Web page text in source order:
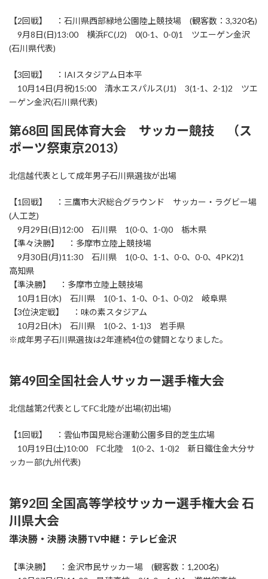
【2回戦】 ：石川県西部緑地公園陸上競技場 (観客数：3,320名)
9月8日(日)13:00 横浜FC(J2) 0(0-1、0-0)1 ツエーゲン金沢
(石川県代表)
【3回戦】 ：IAIスタジアム日本平
10月14日(月祝)15:00 清水エスパルス(J1) 3(1-1、2-1)2 ツエ
ーゲン金沢(石川県代表)
第68回 国民体育大会 サッカー競技 （ス
ポーツ祭東京2013）
北信越代表として成年男子石川県選抜が出場
【1回戦】 ：三鷹市大沢総合グラウンド サッカー・ラグビー場
(人工芝)
9月29日(日)12:00 石川県 1(0-0、1-0)0 栃木県
【準々決勝】 ：多摩市立陸上競技場
9月30日(月)11:30 石川県 1(0-0、1-1、0-0、0-0、4PK2)1
高知県
【準決勝】 ：多摩市立陸上競技場
10月1日(水) 石川県 1(0-1、1-0、0-1、0-0)2 岐阜県
【3位決定戦】 ：味の素スタジアム
10月2日(木) 石川県 1(0-2、1-1)3 岩手県
※成年男子石川県選抜は2年連続4位の健闘となりました。
第49回全国社会人サッカー選手権大会
北信越第2代表としてFC北陸が出場(初出場)
【1回戦】 ：雲仙市国見総合運動公園多目的芝生広場
10月19日(土)10:00 FC北陸 1(0-2、1-0)2 新日鐵住金大分サ
ッカー部(九州代表)
第92回 全国高等学校サッカー選手権大会 石
川県大会
準決勝・決勝決勝TV中継：テレビ金沢
【準決勝】 ：金沢市民サッカー場 (観客数：1,200名)